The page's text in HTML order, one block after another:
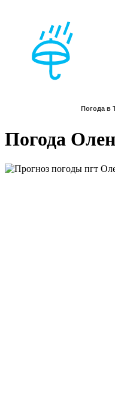
Погода